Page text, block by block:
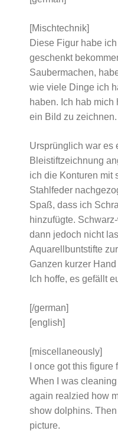
[Mischtechnik]
Diese Figur habe
geschenkt
Saubermachen,
wie viele Dinge ich
haben. Ich hab mich
ein Bild zu zeichnen.
Ursprünglich war es
Bleistiftzeichnung
ich die Konturen mit
Stahlfeder
Spaß, dass ich
hinzufügte.
dann jedoch nicht
Aquarellbuntstifte
Ganzen kurzer
Ich hoffe, es gefällt
[/german]
[english]
[miscellaneously]
I once got this
When I was
again realzied how
show dolphins.
picture.